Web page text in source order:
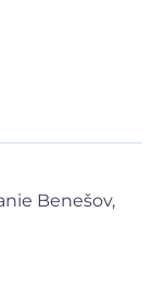
Benešov,